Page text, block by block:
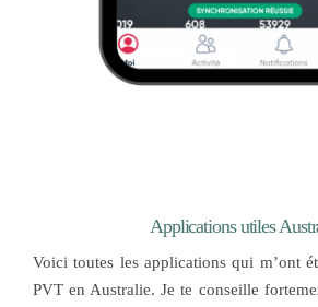
Applications utiles
Voici toutes les applications qui m’ont
PVT en Australie. Je te conseille